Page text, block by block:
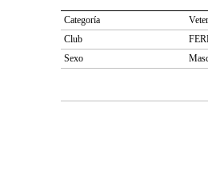
Categoría
Club
Sexo